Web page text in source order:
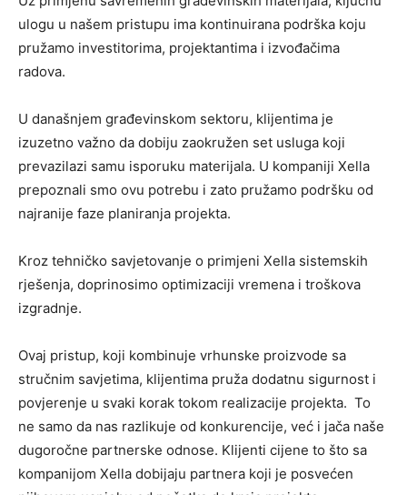
ulogu u našem pristupu ima kontinuirana podrška koju
pružamo investitorima, projektantima i izvođačima
radova.
U današnjem građevinskom sektoru, klijentima je
izuzetno važno da dobiju zaokružen set usluga koji
prevazilazi samu isporuku materijala. U kompaniji Xella
prepoznali smo ovu potrebu i zato pružamo podršku od
najranije faze planiranja projekta.
Kroz tehničko savjetovanje o primjeni Xella sistemskih
rješenja, doprinosimo optimizaciji vremena i troškova
izgradnje.
Ovaj pristup, koji kombinuje vrhunske proizvode sa
stručnim savjetima, klijentima pruža dodatnu sigurnost i
povjerenje u svaki korak tokom realizacije projekta. To
ne samo da nas razlikuje od konkurencije, već i jača naše
dugoročne partnerske odnose. Klijenti cijene to što sa
kompanijom Xella dobijaju partnera koji je posvećen